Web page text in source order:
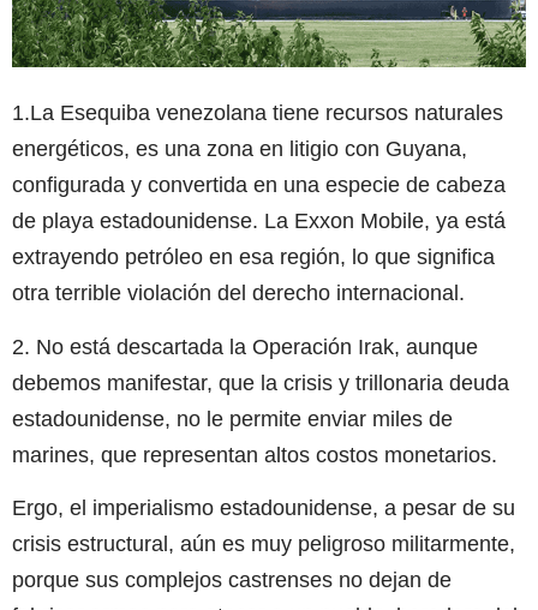
1.La Esequiba venezolana tiene recursos naturales
energéticos, es una zona en litigio con Guyana,
configurada y convertida en una especie de cabeza
de playa estadounidense. La Exxon Mobile, ya está
extrayendo petróleo en esa región, lo que significa
otra terrible violación del derecho internacional.
2. No está descartada la Operación Irak, aunque
debemos manifestar, que la crisis y trillonaria deuda
estadounidense, no le permite enviar miles de
marines, que representan altos costos monetarios.
Ergo, el imperialismo estadounidense, a pesar de su
crisis estructural, aún es muy peligroso militarmente,
porque sus complejos castrenses no dejan de